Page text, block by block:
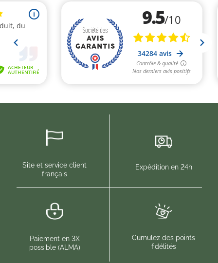
Site et service client
français
Expédition en 24h
Paiement en 3X
possible (ALMA)
Cumulez des points
fidélités